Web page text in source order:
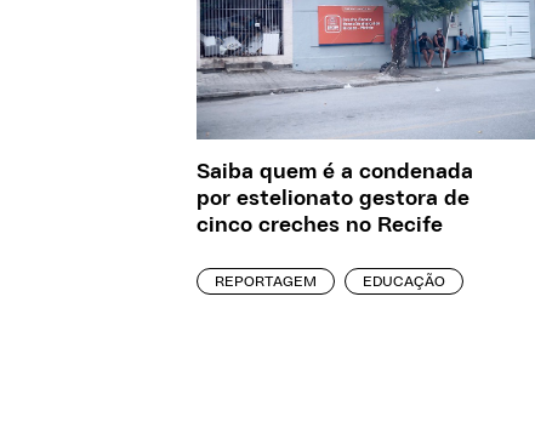
Saiba quem é a condenada
por estelionato gestora de
cinco creches no Recife
REPORTAGEM EDUCAÇÃO